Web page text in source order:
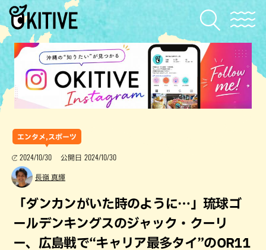
エンタメ,スポーツ
2024/10/30 公開日 2024/10/30
長嶺 真輝
「ダンカンがいた時のように…」琉球ゴ
ールデンキングスのジャック・クーリ
ー、広島戦で“キャリア最多タイ”のOR11